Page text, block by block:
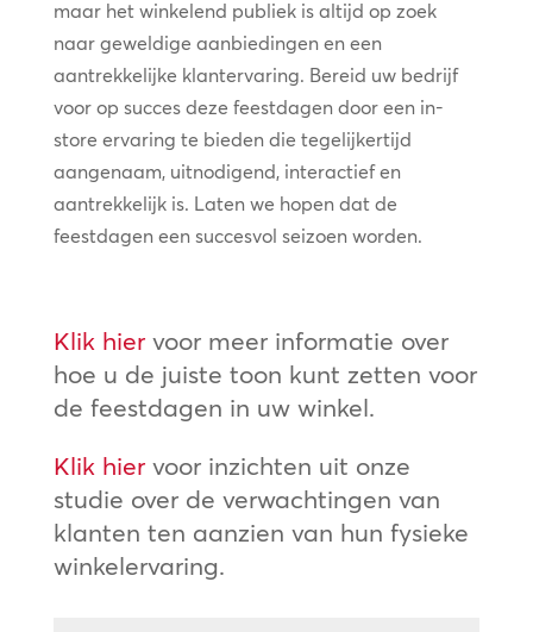
maar het winkelend publiek is altijd op zoek
naar geweldige aanbiedingen en een
aantrekkelijke klantervaring. Bereid uw bedrijf
voor op succes deze feestdagen door een in-
store ervaring te bieden die tegelijkertijd
aangenaam, uitnodigend, interactief en
aantrekkelijk is. Laten we hopen dat de
feestdagen een succesvol seizoen worden.
Klik hiervoor meer informatie over
hoe u de juiste toon kunt zetten voor
de feestdagen in uw winkel.
Klik hiervoor inzichten uit onze
studie over de verwachtingen van
klanten ten aanzien van hun fysieke
winkelervaring.